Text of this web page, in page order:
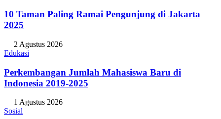
10 Taman Paling Ramai Pengunjung di Jakarta
2025
2 Agustus 2026
Edukasi
Perkembangan Jumlah Mahasiswa Baru di
Indonesia 2019-2025
1 Agustus 2026
Sosial